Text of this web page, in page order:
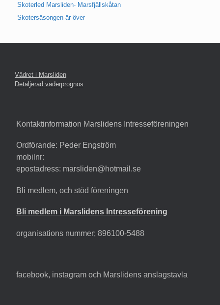
Skoterled Marsliden- Marsfjällskåtan
Skotersäsongen är över
Vädret i Marsliden
Detaljerad väderprognos
Kontaktinformation Marslidens Intresseföreningen
Ordförande: Peder Engström
mobilnr:
epostadress: marsliden@hotmail.se
Bli medlem, och stöd föreningen
Bli medlem i Marslidens Intresseförening
organisations nummer; 896100-5488
facebook, instagram och Marslidens anslagstavla